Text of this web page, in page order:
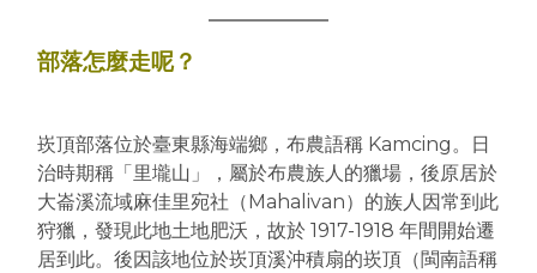
部落怎麼走呢？
崁頂部落位於臺東縣海端鄉，布農語稱 Kamcing。日
治時期稱「里壠山」，屬於布農族人的獵場，後原居於
大崙溪流域麻佳里宛社（Mahalivan）的族人因常到此
狩獵，發現此地土地肥沃，故於 1917-1918 年間開始遷
居到此。後因該地位於崁頂溪沖積扇的崁頂（閩南語稱